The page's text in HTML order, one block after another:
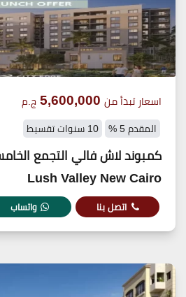
اسعار تبدأ من 5,600,000 ج.م
المقدم 5 % 10 سنوات تقسيط
Lush Valley New Cairo
اتصل بنا واتساب